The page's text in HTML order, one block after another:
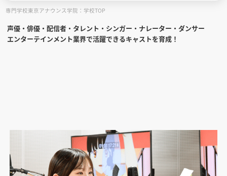
見学会WEB手引書
専門学校東京アナウンス学院：学校TOP
声優・俳優・配信者・タレント・シンガー・ナレーター・ダンサー
エンターテインメント業界で活躍できるキャストを育成！